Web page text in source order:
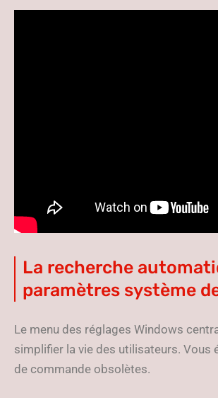
La recherche
paramètres système
Le menu des réglages Windows
simplifier la vie des utilisateurs. Vous
de commande obsolètes.